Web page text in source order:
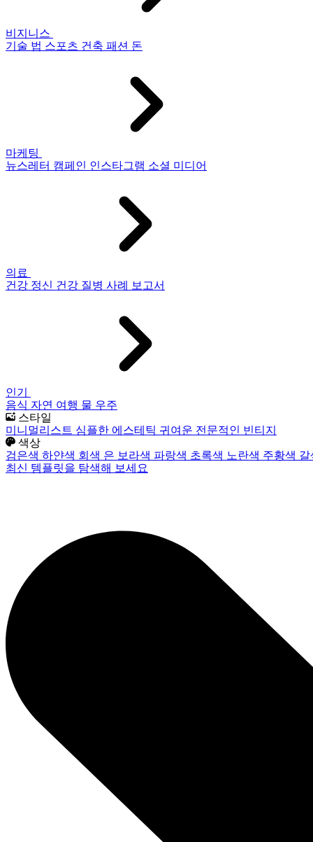
비지니스
기술 법 스포츠 건축 패션 돈
마케팅
뉴스레터 캠페인 인스타그램 소셜 미디어
의료
건강 정신 건강 질병 사례 보고서
인기
음식 자연 여행 물 우주
스타일
미니멀리스트 심플한 에스테틱 귀여운 전문적인 빈티지
색상
검은색 하얀색 회색 은 보라색 파랑색 초록색 노란색 주황색
최신 템플릿을 탐색해 보세요